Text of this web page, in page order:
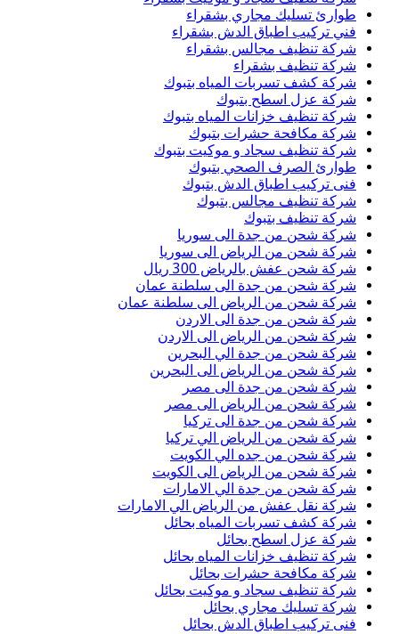
طوارئ تسليك مجاري بشقراء
فني تركيب اطباق الدش بشقراء
شركة تنظيف مجالس بشقراء
شركة تنظيف بشقراء
شركة كشف تسربات المياه بتبوك
شركة عزل اسطح بتبوك
شركة تنظيف خزانات المياه بتبوك
شركة مكافحة حشرات بتبوك
شركة تنظيف سجاد و موكيت بتبوك
طوارئ الصرف الصحي بتبوك
فنى تركيب اطباق الدش بتبوك
شركة تنظيف مجالس بتبوك
شركة تنظيف بتبوك
شركة شحن من جدة الى سوريا
شركة شحن من الرياض الى سوريا
شركة شحن عفش بالرياض 300 ريال
شركة شحن من جدة الى سلطنة عمان
شركة شحن من الرياض الى سلطنة عمان
شركة شحن من جدة الى الاردن
شركة شحن من الرياض الى الاردن
شركة شحن من جدة الي البحرين
شركة شحن من الرياض الى البحرين
شركة شحن من جدة الى مصر
شركة شحن من الرياض الى مصر
شركة شحن من جدة الى تركيا
شركة شحن من الرياض الي تركيا
شركة شحن من جده الي الكويت
شركة شحن من الرياض الى الكويت
شركة شحن من جدة الي الامارات
شركة نقل عفش من الرياض الي الامارات
شركة كشف تسربات المياه بحائل
شركة عزل اسطح بحائل
شركة تنظيف خزانات المياه بحائل
شركة مكافحة حشرات بحائل
شركة تنظيف سجاد و موكيت بحائل
شركة تسليك مجاري بحائل
فنى تركيب اطباق الدش بحائل